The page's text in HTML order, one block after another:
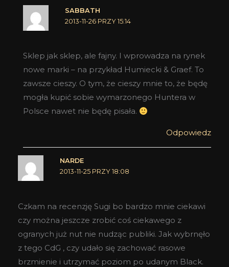
SABBATH
2013-11-26 PRZY 15:14
Sklep jak sklep, ale fajny. I wprowadza na rynek
nowe marki – na przykład Humiecki & Graef. To
zawsze cieszy. O tym, że cieszy mnie to, że będę
mogła kupić sobie wymarzonego Huntera w
Polsce nawet nie będę pisała.
Odpowiedz
NARDE
2013-11-25 PRZY 18:08
Czkam na recenzję Sugi bo bardzo mnie ciekawi
czy można jeszcze zrobić coś ciekawego z
ogranych już nut nie nudząc publiki. Jak wybrnęło
z tego CdG , czy udało się zachować rasowe
brzmienie i utrzymać poziom po udanym Black.